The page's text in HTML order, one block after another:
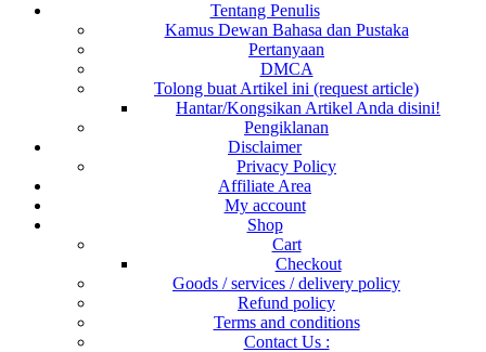
Tentang Penulis
Kamus Dewan Bahasa dan Pustaka
Pertanyaan
DMCA
Tolong buat Artikel ini (request article)
Hantar/Kongsikan Artikel Anda disini!
Pengiklanan
Disclaimer
Privacy Policy
Affiliate Area
My account
Shop
Cart
Checkout
Goods / services / delivery policy
Refund policy
Terms and conditions
Contact Us :